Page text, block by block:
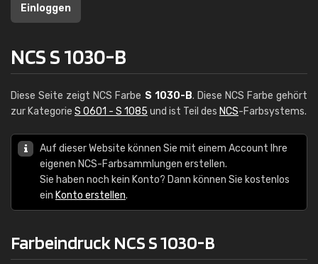
Einloggen
NCS S 1030-B
Diese Seite zeigt NCS Farbe S 1030-B. Diese NCS Farbe gehört
zur Kategorie S 0601 - S 1085 und ist Teil des NCS-Farbsystems.
Auf dieser Website können Sie mit einem Account Ihre
eigenen NCS-Farbsammlungen erstellen.
Sie haben noch kein Konto? Dann können Sie kostenlos
ein Konto erstellen.
Farbeindruck NCS S 1030-B